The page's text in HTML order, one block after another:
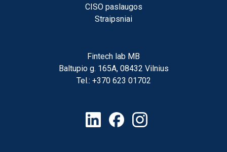
CISO paslaugos
Straipsniai
Fintech lab MB
Baltupio g. 165A, 08432 Vilnius
Tel.: +370 623 01702